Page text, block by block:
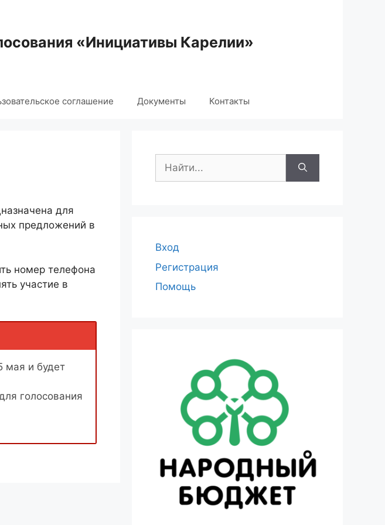
«Инициативы Карелии»
соглашение Документы Контакты
для
предложений в
номер телефона
участие в
мая и будет
голосования
Поиск:
Вход
Регистрация
Помощь